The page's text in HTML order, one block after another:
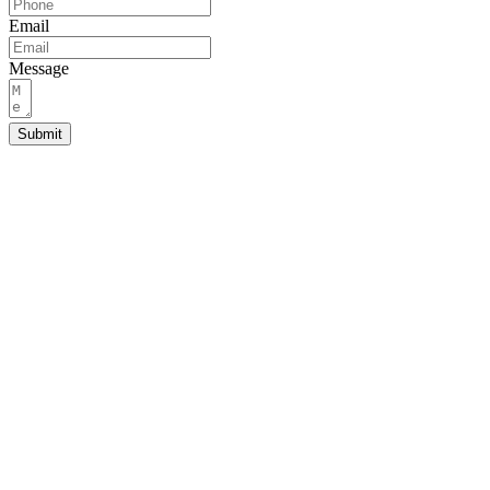
Email
Message
Submit